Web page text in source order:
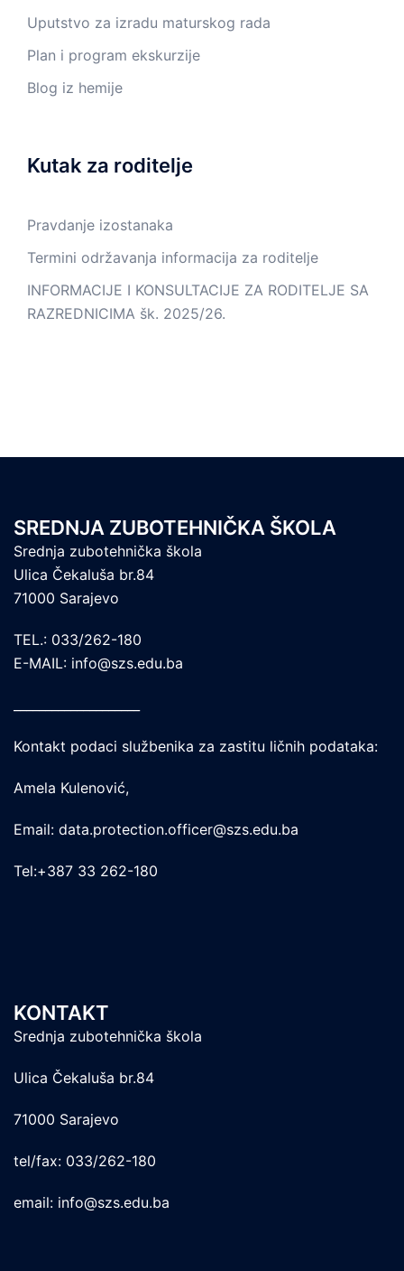
Uputstvo za izradu maturskog rada
Plan i program ekskurzije
Blog iz hemije
Kutak za roditelje
Pravdanje izostanaka
Termini održavanja informacija za roditelje
INFORMACIJE I KONSULTACIJE ZA RODITELJE SA
RAZREDNICIMA šk. 2025/26.
SREDNJA ZUBOTEHNIČKA ŠKOLA
Srednja zubotehnička škola
Ulica Čekaluša br.84
71000 Sarajevo
TEL.: 033/262-180
E-MAIL: info@szs.edu.ba
Kontakt podaci službenika za zastitu ličnih podataka:
Amela Kulenović,
Email: data.protection.officer@szs.edu.ba
Tel:+387 33 262-180
KONTAKT
Srednja zubotehnička škola
Ulica Čekaluša br.84
71000 Sarajevo
tel/fax: 033/262-180
email: info@szs.edu.ba